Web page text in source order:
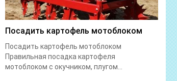
Посадить картофель мотоблоком
Посадить картофель мотоблоком
Правильная посадка картофеля
мотоблоком с окучником, плугом...